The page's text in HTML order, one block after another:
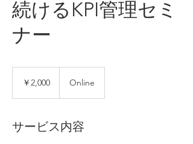
続けるKPI管理セミ
ナー
￥2,000 Online
サービス内容